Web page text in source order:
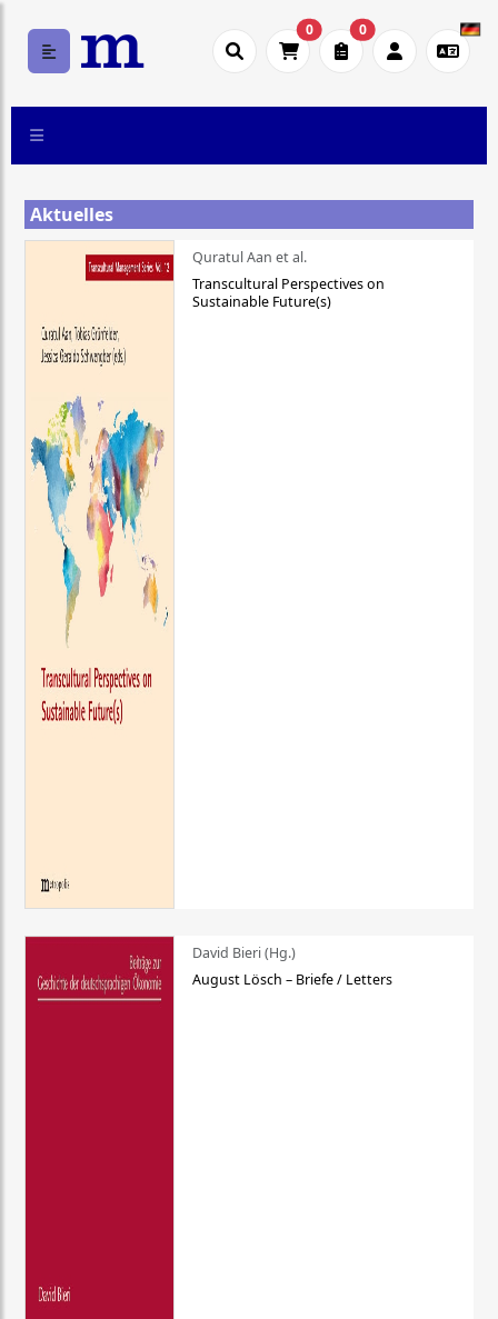
0 0
Aktuelles
Quratul Aan et al.
Transcultural Perspectives on
Sustainable Future(s)
David Bieri (Hg.)
August Lösch – Briefe / Letters